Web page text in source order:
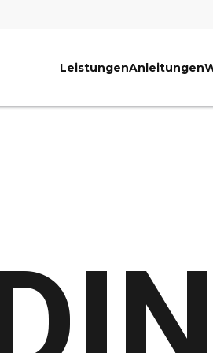
LeistungenAnleitungen